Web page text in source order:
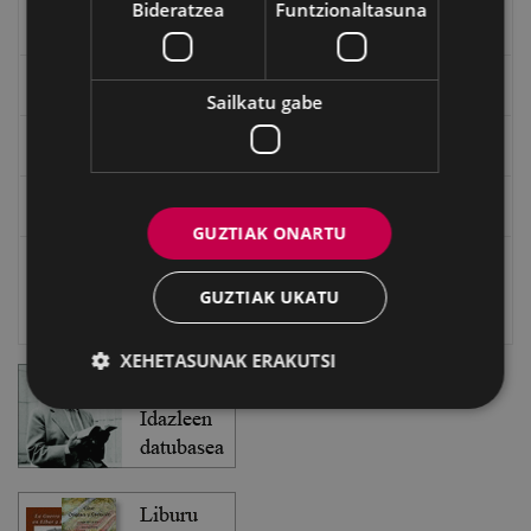
EXFIBAR
Eibarko Fonoteka
Bideratzea Funtzionaltasuna
Sailkatu gabe
GUZTIAK ONARTU
GUZTIAK UKATU
XEHETASUNAK ERAKUTSI